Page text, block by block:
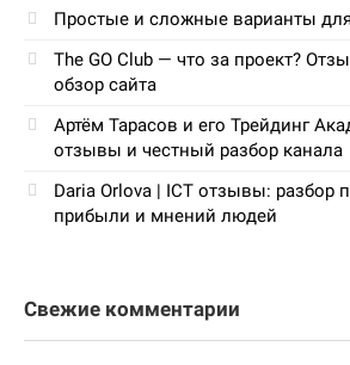
Простые и сложные варианты для
The GO Club — что за проект?
обзор сайта
Артём Тарасов и его Трейдинг
отзывы и честный разбор канала
Daria Orlova | ICT отзывы: разбор
прибыли и мнений людей
Свежие комментарии